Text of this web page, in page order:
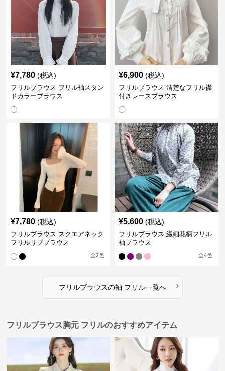
¥7,780 (税込)
フリルブラウス フリル袖スタン
ドカラーブラウス
¥6,900 (税込)
フリルブラウス 清楚なフリル襟
付きレースブラウス
¥7,780 (税込)
フリルブラウス スクエアネック
フリルリブブラウス
全2色
¥5,600 (税込)
フリルブラウス 繊細花柄フリル
袖ブラウス
全4色
フリルブラウスの袖 フリル一覧へ ›
フリルブラウス胸元 フリルのおすすめアイテム